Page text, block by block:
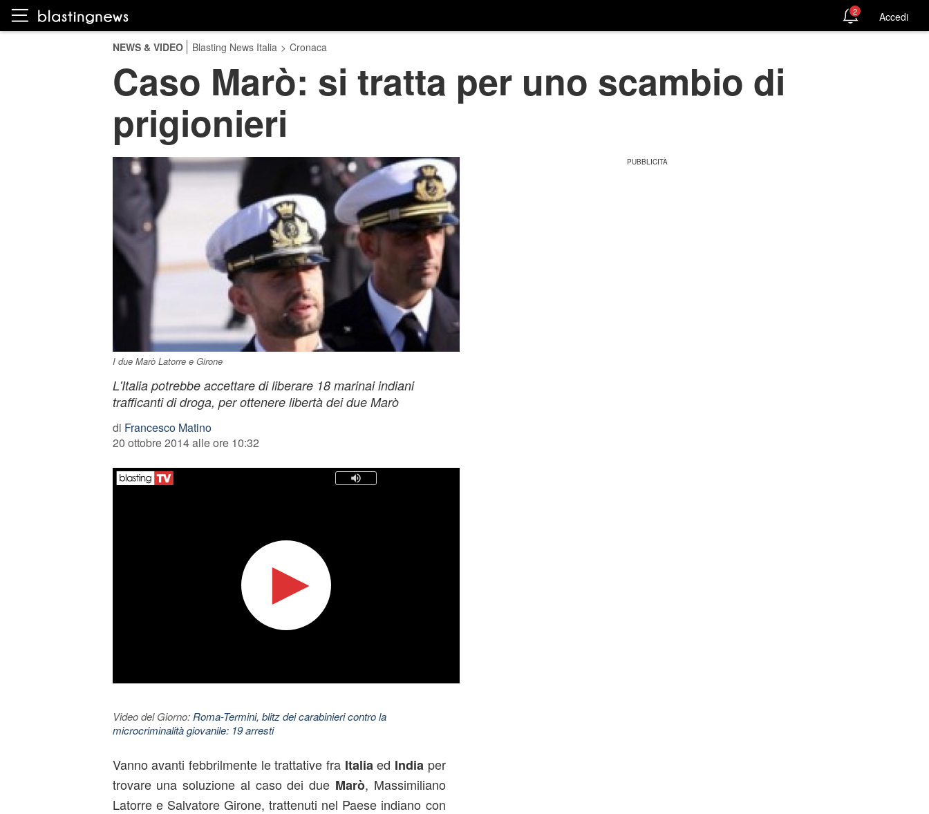
2 Accedi
NEWS & VIDEO Blasting News Italia > Cronaca
Caso Marò: si tratta per uno scambio di
prigionieri
I due Marò Latorre e Girone
L'Italia potrebbe accettare di liberare 18 marinai indiani
trafficanti di droga, per ottenere libertà dei due Marò
di Francesco Matino
20 ottobre 2014 alle ore 10:32
Video del Giorno: Roma-Termini, blitz dei carabinieri contro la
microcriminalità giovanile: 19 arresti
Vanno avanti febbrilmente le trattative fraItalia ed India per
trovare una soluzione al caso dei due Marò, Massimiliano
Latorre e Salvatore Girone, trattenuti nel Paese indiano con